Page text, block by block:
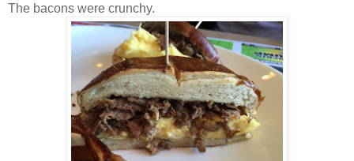
The bacons were crunchy.